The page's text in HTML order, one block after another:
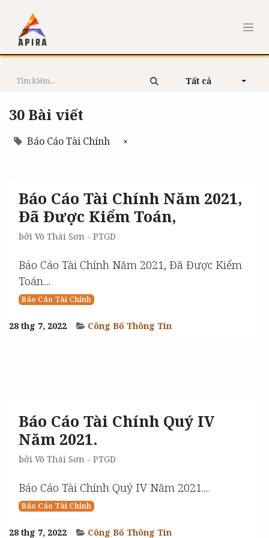
Tất cả
30 Bài viết
Báo Cáo Tài Chính ×
Báo Cáo Tài Chính Năm 2021,
Đã Được Kiểm Toán,
bởi Võ Thái Sơn - PTGD
Báo Cáo Tài Chính Năm 2021, Đã Được Kiểm
Toán....
Báo Cáo Tài Chính
28 thg 7, 2022 Công Bố Thông Tin
Báo Cáo Tài Chính Quý IV
Năm 2021.
bởi Võ Thái Sơn - PTGD
Báo Cáo Tài Chính Quý IV Năm 2021....
Báo Cáo Tài Chính
28 thg 7, 2022 Công Bố Thông Tin